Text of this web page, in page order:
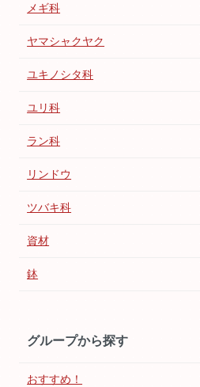
メギ科
ヤマシャクヤク
ユキノシタ科
ユリ科
ラン科
リンドウ
ツバキ科
資材
鉢
グループから探す
おすすめ！